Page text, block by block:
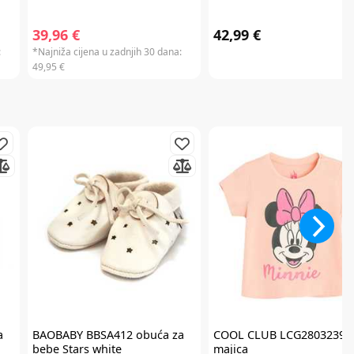
39,96 €
*Najniža cijena u zadnjih 30 dana:
49,95 €
42,99 €
BAOBABYBBSA412 obuća za
bebe Stars white
COOL CLUB LCG2803239
majica